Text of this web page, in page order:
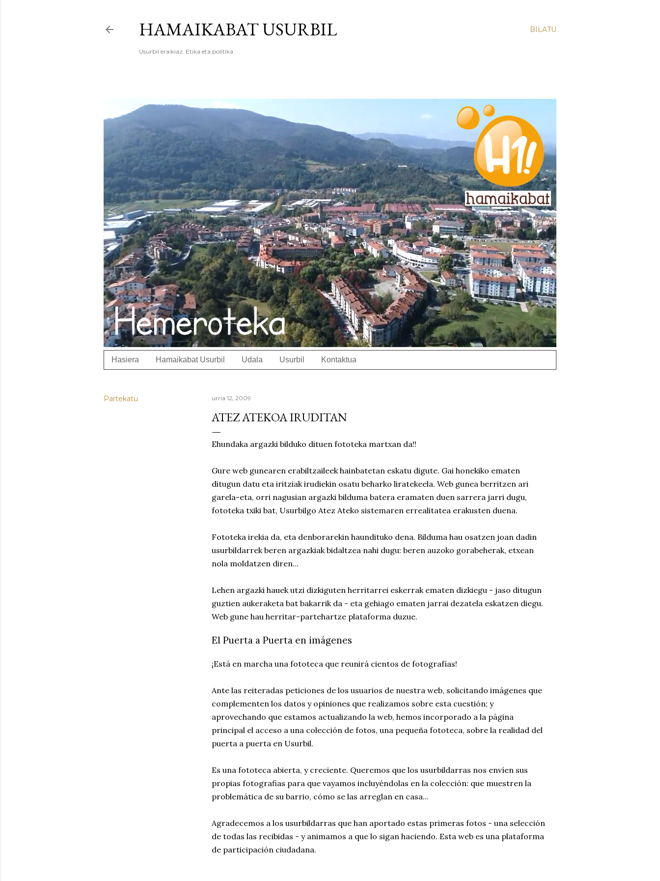
BILATU
HAMAIKABAT USURBIL
Usurbil eraikiaz. Etika eta politika
Hasiera Hamaikabat Usurbil Udala Usurbil Kontaktua
Partekatu urria 12, 2009
ATEZ ATEKOA IRUDITAN
Ehundaka argazki bilduko dituen fototeka martxan da!!
Gure web gunearen erabiltzaileek hainbatetan eskatu digute. Gai honekiko ematen
ditugun datu eta iritziak irudiekin osatu beharko liratekeela. Web gunea berritzen ari
garela-eta, orri nagusian argazki bilduma batera eramaten duen sarrera jarri dugu,
fototeka txiki bat, Usurbilgo Atez Ateko sistemaren errealitatea erakusten duena.
Fototeka irekia da, eta denborarekin haundituko dena. Bilduma hau osatzen joan dadin
usurbildarrek beren argazkiak bidaltzea nahi dugu: beren auzoko gorabeherak, etxean
nola moldatzen diren...
Lehen argazki hauek utzi dizkiguten herritarrei eskerrak ematen dizkiegu - jaso ditugun
guztien aukeraketa bat bakarrik da - eta gehiago ematen jarrai dezatela eskatzen diegu.
Web gune hau herritar-partehartze plataforma duzue.
El Puerta a Puerta en imágenes
¡Está en marcha una fototeca que reunirá cientos de fotografías!
Ante las reiteradas peticiones de los usuarios de nuestra web, solicitando imágenes que
complementen los datos y opiniones que realizamos sobre esta cuestión; y
aprovechando que estamos actualizando la web, hemos incorporado a la página
principal el acceso a una colección de fotos, una pequeña fototeca, sobre la realidad del
puerta a puerta en Usurbil.
Es una fototeca abierta, y creciente. Queremos que los usurbildarras nos envíen sus
propias fotografias para que vayamos incluyéndolas en la colección: que muestren la
problemática de su barrio, cómo se las arreglan en casa...
Agradecemos a los usurbildarras que han aportado estas primeras fotos - una selección
de todas las recibidas - y animamos a que lo sigan haciendo. Esta web es una plataforma
de participación ciudadana.